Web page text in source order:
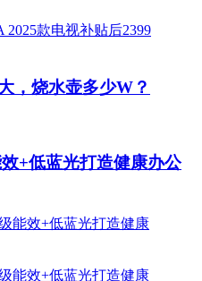
，烧水壶多少W？
+低蓝光打造健康办公